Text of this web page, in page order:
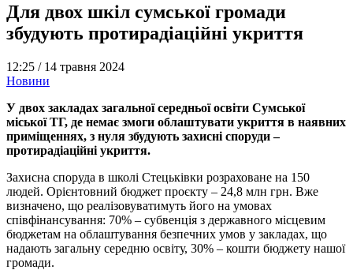
Для двох шкіл сумської громади
збудують протирадіаційні укриття
12:25 / 14 травня 2024
Новини
У двох закладах загальної середньої освіти Сумської
міської ТГ, де немає змоги облаштувати укриття в наявних
приміщеннях, з нуля збудують захисні споруди –
протирадіаційні укриття.
Захисна споруда в школі Стецьківки розраховане на 150
людей. Орієнтовний бюджет проєкту – 24,8 млн грн. Вже
визначено, що реалізовуватимуть його на умовах
співфінансування: 70% – субвенція з державного місцевим
бюджетам на облаштування безпечних умов у закладах, що
надають загальну середню освіту, 30% – кошти бюджету нашої
громади.